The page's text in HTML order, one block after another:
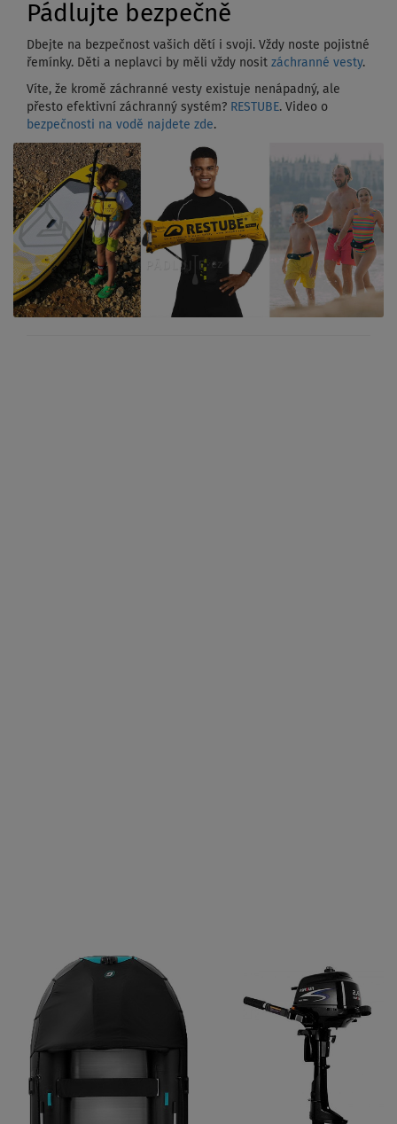
Pádlujte bezpečně
Dbejte na bezpečnost vašich dětí i svoji. Vždy noste pojistné
řemínky. Děti a neplavci by měli vždy nosit záchranné vesty.
Víte, že kromě záchranné vesty existuje nenápadný, ale
přesto efektivní záchranný systém? RESTUBE. Video o
bezpečnosti na vodě najdete zde.